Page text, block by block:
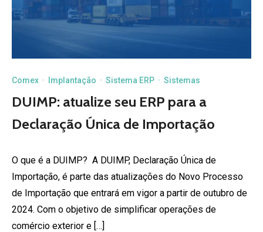
Comex · Implantação · Sistema ERP · Sistemas
DUIMP: atualize seu ERP para a
Declaração Única de Importação
O que é a DUIMP? A DUIMP, Declaração Única de
Importação, é parte das atualizações do Novo Processo
de Importação que entrará em vigor a partir de outubro de
2024. Com o objetivo de simplificar operações de
comércio exterior e […]